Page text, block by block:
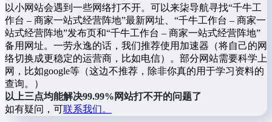
以小网站会遇到一些网络打不开。可以来柒导航寻找“千牛工
作台 – 商家一站式经营阵地”最新网址、“千牛工作台 – 商家一
站式经营阵地”发布页和“千牛工作台 – 商家一站式经营阵地”
备用网址。一劳永逸的话，我们推荐使用加速器（将自己的网
络切换成更稳定的运营商，比如电信）。部分网站需要科学上
网，比如google等（这边不推荐，除非你真的用于学习资料的
查询。）
以上三点均能解决99.99%网站打不开的问题了
如有疑问，可联系我们。